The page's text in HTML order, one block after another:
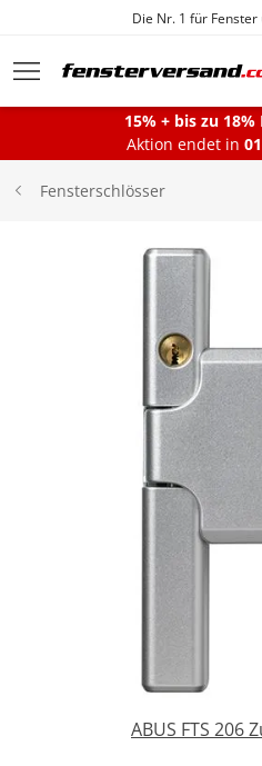
Zum
Die Nr. 1 für
Balkontüren
Terrassentüren
Haustüren
Sonnenschutz
Garagentore
15% + bis zu
Aktion endet in 01
Fensterschlösser
ABUS FTS 206